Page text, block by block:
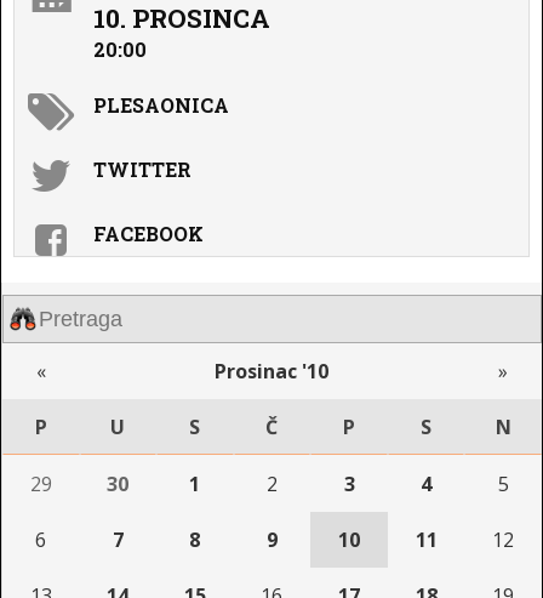
10. PROSINCA
20:00
PLESAONICA
TWITTER
FACEBOOK
« Prosinac '10 »
P U S Č P S N
29 30 1 2 3 4 5
6 7 8 9 10 11 12